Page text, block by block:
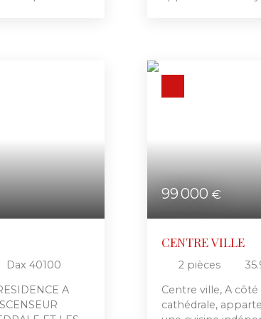
rentabilité
pour plus
Dax 40100
A
99 000€
CENTRE VILLE
2 pièces
Centre ville, A
cathédrale,